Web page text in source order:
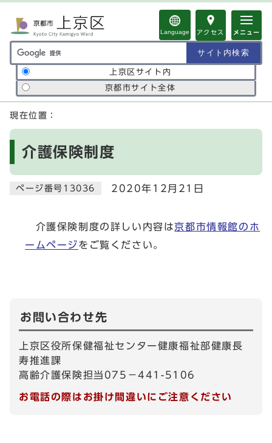
Language アクセス メニュー
サイト内検索の範囲
上京区サイト内
京都市サイト全体
ここから本文です
現在位置：
介護保険制度
ページ番号13036 2020年12月21日
介護保険制度の詳しい内容は京都市情報館のホ
ームページをご覧ください。
お問い合わせ先
上京区役所保健福祉センター健康福祉部健康長
寿推進課
高齢介護保険担当075－441-5106
お電話の際はお掛け間違いにご注意ください